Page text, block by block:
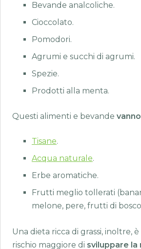
Bevande analcoliche.
Cioccolato.
Pomodori.
Agrumi e succhi di agrumi.
Spezie.
Prodotti alla menta.
Questi alimenti e bevande
Tisane.
Acqua naturale.
Erbe aromatiche.
Frutti meglio tollerati
melone, pere, frutti di
Una dieta ricca di grassi, inoltre, è
rischio maggiore di sviluppare la